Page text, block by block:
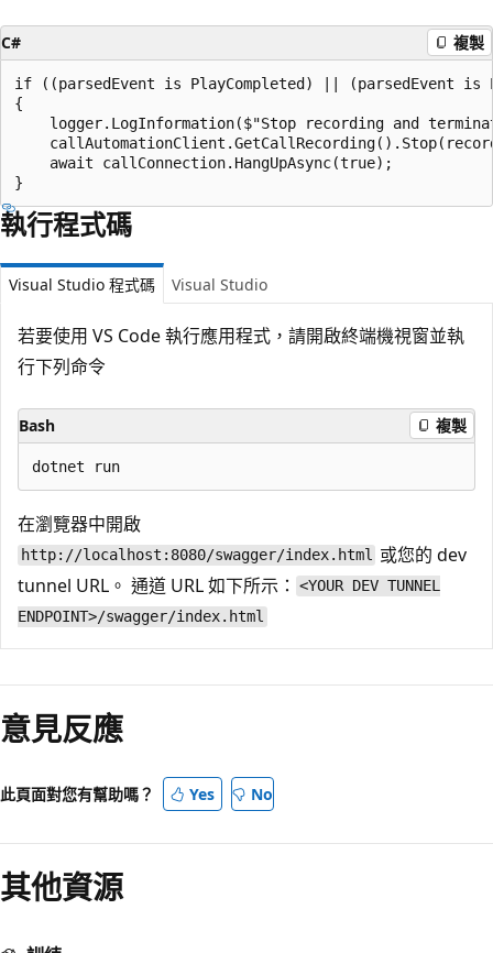
C# 複製
if ((parsedEvent is PlayCompleted) || (parsedEvent is
{
logger.LogInformation($"Stop recording and
    await callConnection.HangUpAsync(true);
執行程式碼
Visual Studio 程式碼 Visual Studio
若要使用 VS Code 執行應用程式，請開啟終端機視窗並執
行下列命令
Bash 複製
在瀏覽器中開啟
http://localhost:8080/swagger/index.html 或您的 dev
tunnel URL。 通道 URL 如下所示：
<YOUR DEV TUNNEL
ENDPOINT>/swagger/index.html
意見反應
此頁面對您有幫助嗎？ Yes No
其他資源